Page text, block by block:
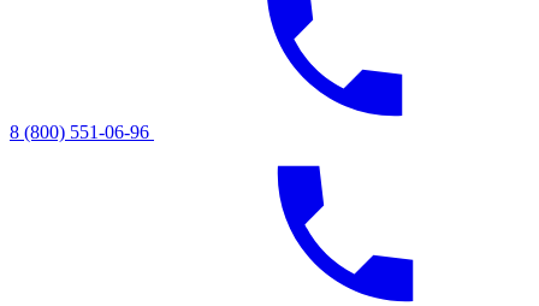
8 (800) 551-06-96